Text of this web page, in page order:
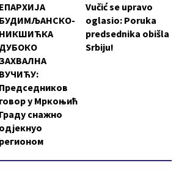
ЕПАРХИЈА
БУДИМЉАНСКО-
НИКШИЋКА
ДУБОКО
ВУЧИЋУ:
Председников
говор у Мркоњић
Граду снажно
одјекнуо
регионом
Vučić se upravo
oglasio: Poruka
predsednika obišla
Srbiju!